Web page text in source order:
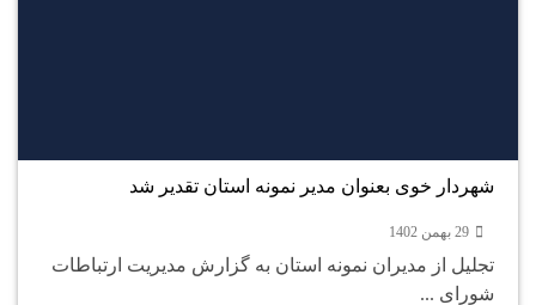
شهردار خوی بعنوان مدیر نمونه استان تقدیر شد
29 بهمن 1402
تجلیل از مدیران نمونه استان به گزارش مدیریت ارتباطات
شورای ...